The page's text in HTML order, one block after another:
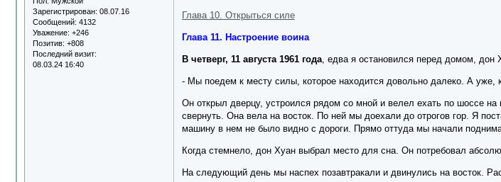
Зарегистрирован: 08.07.16
Сообщений: 4132
Уважение: +246
Позитив: +808
Последний визит:
08.03.24 16:40
Глава 10. Открыться силе
Глава 11. Настроение воина
В четверг, 11 августа 1961 года, едва я остановился перед домом, дон
- Мы поедем к месту силы, которое находится довольно далеко. А уже,
Он открыл дверцу, устроился рядом со мной и велел ехать по шоссе
свернуть. Она вела на восток. По ней мы доехали до отрогов гор. Я
машину в нем не было видно с дороги. Прямо оттуда мы начали
Когда стемнело, дон Хуан выбрал место для сна. Он потребовал
На следующий день мы наспех позавтракали и двинулись на восток.